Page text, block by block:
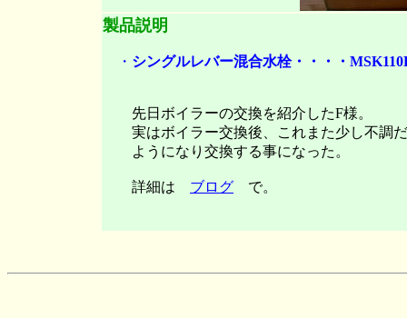
製品説明
・ シングルレバー混合水栓・・・・
先日ボイラーの交換を紹介したF様。
実はボイラー交換後、これまた少し不調だ
ようになり交換する事になった。
詳細は ブログ で。